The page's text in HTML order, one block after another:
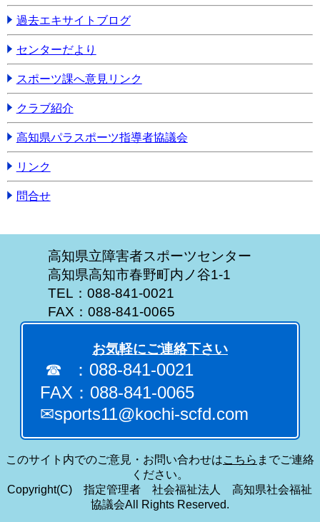
過去エキサイトブログ
センターだより
スポーツ課へ意見リンク
クラブ紹介
高知県パラスポーツ指導者協議会
リンク
問合せ
高知県立障害者スポーツセンター
高知県高知市春野町内ノ谷1-1
TEL：088-841-0021
FAX：088-841-0065
お気軽にご連絡下さい
☎ ：088-841-0021
FAX：088-841-0065
✉sports11@kochi-scfd.com
このサイト内でのご意見・お問い合わせはこちら までご連絡
ください。
Copyright(C) 指定管理者 社会福祉法人 高知県社会福祉
協議会All Rights Reserved.